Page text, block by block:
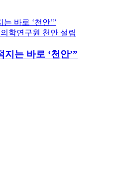
학연구원 천안 설립
는 바로 ‘천안’”